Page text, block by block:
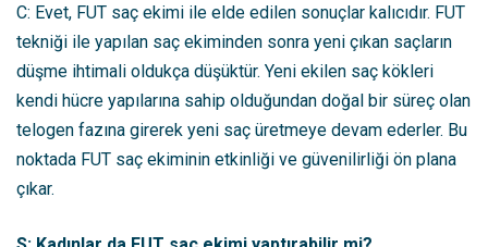
C: Evet, FUT saç ekimi ile elde edilen sonuçlar kalıcıdır. FUT
tekniği ile yapılan saç ekiminden sonra yeni çıkan saçların
düşme ihtimali oldukça düşüktür. Yeni ekilen saç kökleri
kendi hücre yapılarına sahip olduğundan doğal bir süreç olan
telogen fazına girerek yeni saç üretmeye devam ederler. Bu
noktada FUT saç ekiminin etkinliği ve güvenilirliği ön plana
çıkar.